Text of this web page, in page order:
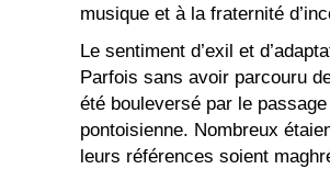
musique et à la fraternité
Le sentiment d’exil et
Parfois sans avoir parcouru
été bouleversé par le
pontoisienne. Nombreux
leurs références soient